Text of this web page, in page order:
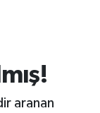
aranan